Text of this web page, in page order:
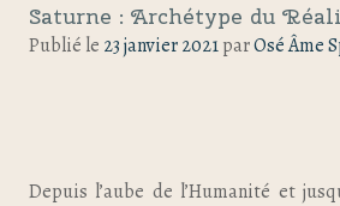
Saturne : Archétype du
Publié le 23 janvier 2021parOsé Âme
Depuis l’aube de l’Humanité et